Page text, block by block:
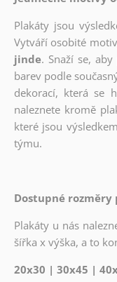
Plakáty jsou
Vytváří osobité
jinde. Snaží se,
barev podle
dekorací, která se
naleznete kromě
které jsou
týmu.
Dostupné rozměry
Plakáty u nás
šířka x výška, a to
20x30 | 30x45 |